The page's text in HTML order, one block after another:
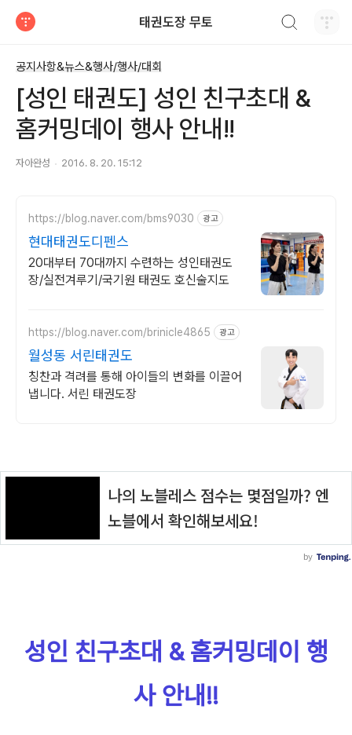
태권도장 무토
공지사항&뉴스&행사/행사/대회
[성인 태권도] 성인 친구초대 &
홈커밍데이 행사 안내!!
자아완성 2016. 8. 20. 15:12
https://blog.naver.com/bms9030 광고
현대태권도디펜스
20대부터 70대까지 수련하는 성인태권도
장/실전겨루기/국기원 태권도 호신술지도
https://blog.naver.com/brinicle4865 광고
월성동 서린태권도
칭찬과 격려를 통해 아이들의 변화를 이끌어
냅니다. 서린 태권도장
성인 친구초대 & 홈커밍데이 행
사 안내!!